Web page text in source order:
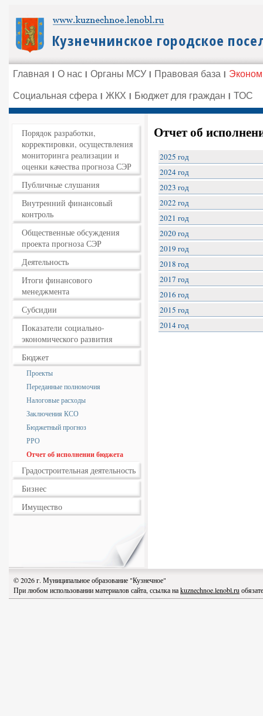
Главная О нас Органы МСУ Правовая база
Социальная сфера ЖКХ Бюджет для граждан ТОС
Порядок разработки,
корректировки, осуществления
мониторинга реализации и
оценки качества прогноза СЭР
Публичные слушания
Внутренний финансовый
контроль
Общественные обсуждения
проекта прогноза СЭР
Деятельность
Итоги финансового
менеджмента
Субсидии
Показатели социально-
экономического развития
Бюджет
Проекты
Переданные полномочия
Налоговые расходы
Заключения КСО
Бюджетный прогноз
РРО
Отчет об исполнении бюджета
Градостроительная деятельность
Бизнес
Имущество
Отчет об
2025 год
2024 год
2023 год
2022 год
2021 год
2020 год
2019 год
2018 год
2017 год
2016 год
2015 год
2014 год
© 2026 г. Муниципальное образование "Кузнечное"
При любом использовании материалов сайта, ссылка наkuznechnoe.lenobl.ru